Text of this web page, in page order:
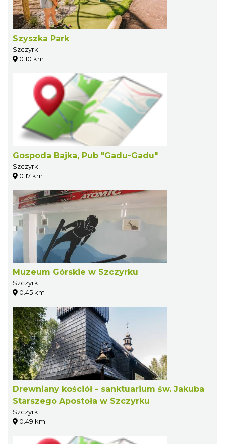
Szyszka Park
Szczyrk
0.10 km
Gospoda Bajka, Pub "Gadu-Gadu"
Szczyrk
0.17 km
Muzeum Górskie w Szczyrku
Szczyrk
0.45 km
Drewniany kościół - sanktuarium św. Jakuba
Starszego Apostoła w Szczyrku
Szczyrk
0.49 km